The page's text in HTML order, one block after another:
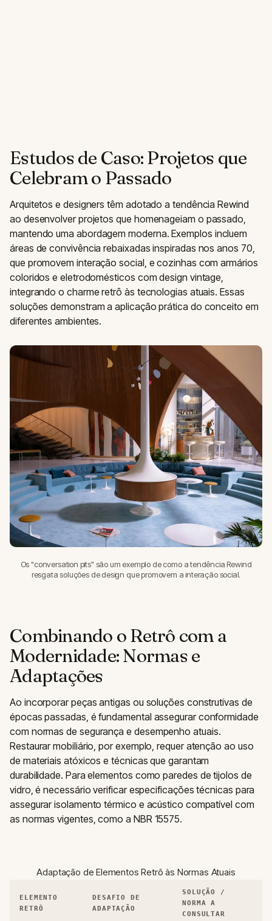
Estudos de Caso: Projetos que
Celebram o Passado
Arquitetos e designers têm adotado a tendência Rewind
ao desenvolver projetos que homenageiam o passado,
mantendo uma abordagem moderna. Exemplos incluem
áreas de convivência rebaixadas inspiradas nos anos 70,
que promovem interação social, e cozinhas com armários
coloridos e eletrodomésticos com design vintage,
integrando o charme retrô às tecnologias atuais. Essas
soluções demonstram a aplicação prática do conceito em
diferentes ambientes.
Os "conversation pits" são um exemplo de como a tendência Rewind
resgata soluções de design que promovem a interação social.
Combinando o Retrô com a
Modernidade: Normas e
Adaptações
Ao incorporar peças antigas ou soluções construtivas de
épocas passadas, é fundamental assegurar conformidade
com normas de segurança e desempenho atuais.
Restaurar mobiliário, por exemplo, requer atenção ao uso
de materiais atóxicos e técnicas que garantam
durabilidade. Para elementos como paredes de tijolos de
vidro, é necessário verificar especificações técnicas para
assegurar isolamento térmico e acústico compatível com
as normas vigentes, como a NBR 15575.
Adaptação de Elementos Retrô às Normas Atuais
ELEMENTO
RETRÔ
DESAFIO DE
ADAPTAÇÃO
SOLUÇÃO /
NORMA A
CONSULTAR